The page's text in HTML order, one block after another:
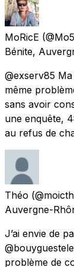
MoRicE
Bénite,
@exserv85
même
sans avoir
une enquête,
au refus de
Théo
Auvergne-
J’ai envie de
problème de